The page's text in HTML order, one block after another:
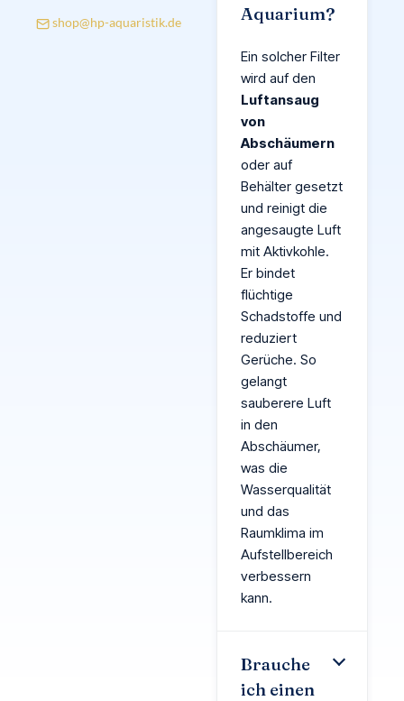
shop@hp-aquaristik.de
Aquarium?
Ein solcher Filter
wird auf den
Luftansaug
von
Abschäumern
oder auf
Behälter gesetzt
und reinigt die
angesaugte Luft
mit Aktivkohle.
Er bindet
flüchtige
Schadstoffe und
reduziert
Gerüche. So
gelangt
sauberere Luft
in den
Abschäumer,
was die
Wasserqualität
und das
Raumklima im
Aufstellbereich
verbessern
kann.
Brauche
ich einen